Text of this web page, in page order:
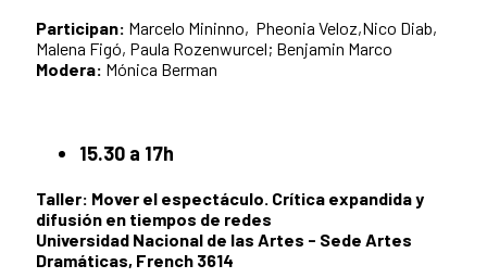
Participan: Marcelo Mininno, Pheonia Veloz,Nico Diab,
Malena Figó, Paula Rozenwurcel; Benjamin Marco
Modera: Mónica Berman
15.30 a 17h
Taller: Mover el espectáculo. Crítica expandida y
difusión en tiempos de redes
Universidad Nacional de las Artes - Sede Artes
Dramáticas, French 3614